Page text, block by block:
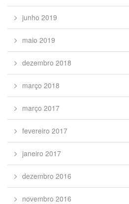
junho 2019
maio 2019
dezembro 2018
março 2018
março 2017
fevereiro 2017
janeiro 2017
dezembro 2016
novembro 2016